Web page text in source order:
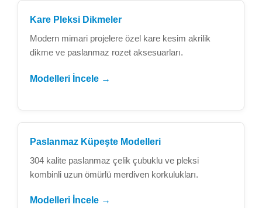
Kare Pleksi Dikmeler
Modern mimari projelere özel kare kesim akrilik
dikme ve paslanmaz rozet aksesuarları.
Modelleri İncele →
Paslanmaz Küpeşte Modelleri
304 kalite paslanmaz çelik çubuklu ve pleksi
kombinli uzun ömürlü merdiven korkulukları.
Modelleri İncele →